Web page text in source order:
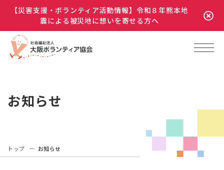
【災害支援・ボランティア活動情報】令和８年熊本地
震による被災地に想いを寄せる方へ
お知らせ
トップ お知らせ